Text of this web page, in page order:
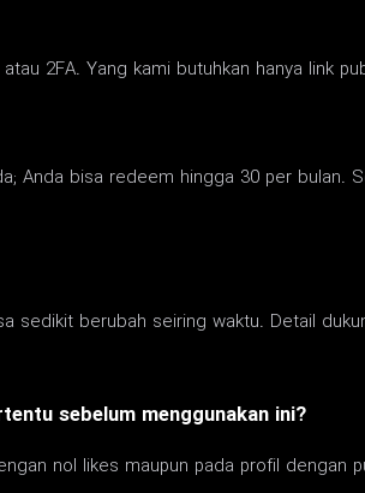
2FA. Yang kami butuhkan hanya link
Anda bisa redeem hingga 30 per bulan.
sedikit berubah seiring waktu. Detail
sebelum menggunakan ini?
nol likes maupun pada profil dengan